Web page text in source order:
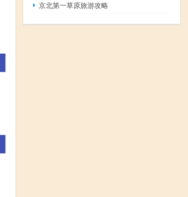
京北第一草原旅游攻略